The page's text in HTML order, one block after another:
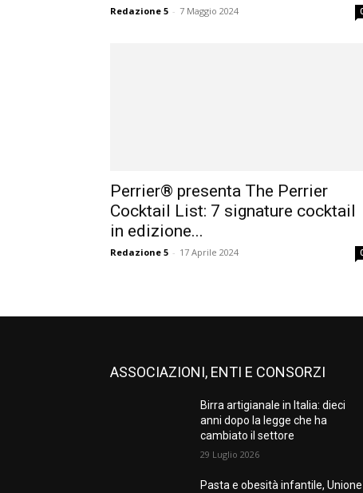
Redazione 5 - 7 Maggio 2024
Perrier® presenta The Perrier
Cocktail List: 7 signature cocktail
in edizione...
Redazione 5 - 17 Aprile 2024
ASSOCIAZIONI, ENTI E CONSORZI
Birra artigianale in Italia: dieci
anni dopo la legge che ha
cambiato il settore
29 Luglio 2026
Pasta e obesità infantile, Unione